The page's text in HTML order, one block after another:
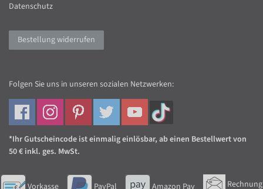
Datenschutz
Bestellung widerrufen
Folgen Sie uns in unseren sozialen Netzwerken:
*Ihr Gutscheincode ist einmalig einlösbar, ab einen Bestellwert von
50 € inkl. ges. MwSt.
Rechnung